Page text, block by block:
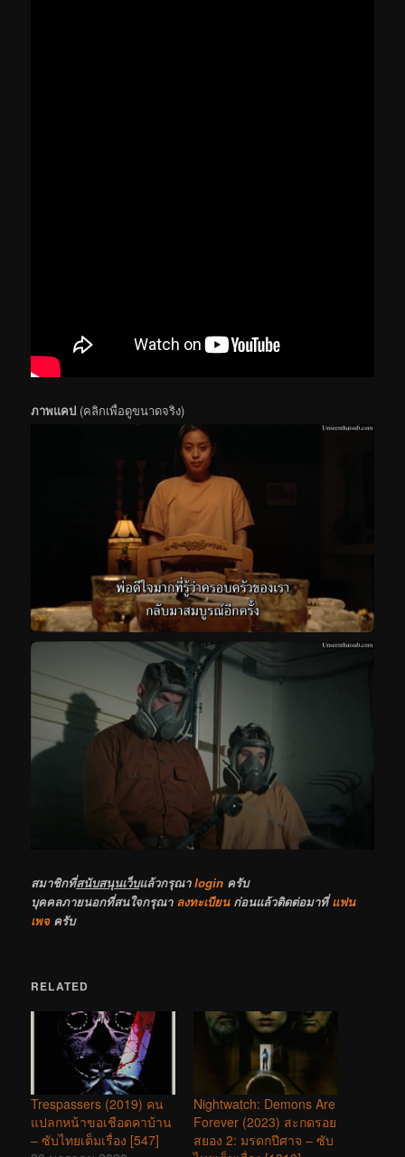
ภาพแคป (คลิกเพื่อดูขนาดจริง)
สมาชิกที่สนับสนุนเว็บแล้วกรุณาlogin ครับ
บุคคลภายนอกที่สนใจกรุณา ลงทะเบียนก่อนแล้วติดต่อมาที่แฟน
เพจครับ
RELATED
Trespassers (2019) คน
แปลกหน้าขอเชือดคาบ้าน
– ซับไทยเต็มเรื่อง [547]
Nightwatch: Demons Are
Forever (2023) สะกดรอย
สยอง 2: มรดกปีศาจ – ซับ